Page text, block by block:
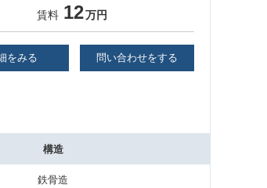
賃料 12万円
をみる 問い合わせをする
構造
鉄骨造